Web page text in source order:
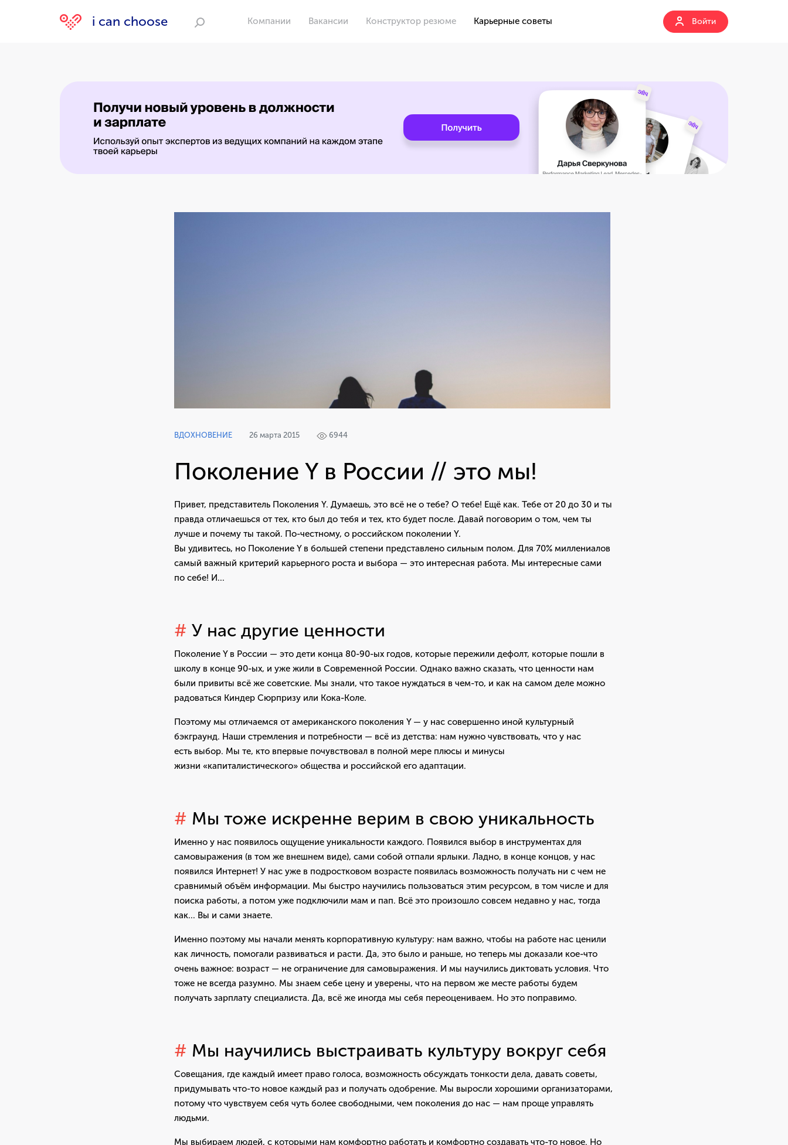
i can choose Компании Вакансии Конструктор резюме Карьерные советы Войти
ВДОХНОВЕНИЕ 26 марта 2015 6944
Поколение Y в России // это мы!
Привет, представитель Поколения Y. Думаешь, это всё не о тебе? О тебе! Ещё как. Тебе от 20 до 30 и ты
правда отличаешься от тех, кто был до тебя и тех, кто будет после. Давай поговорим о том, чем ты
лучше и почему ты такой. По-честному, о российском поколении Y.
Вы удивитесь, но Поколение Y в большей степени представлено сильным полом. Для 70% миллениалов
самый важный критерий карьерного роста и выбора — это интересная работа. Мы интересные сами
по себе! И...
# У нас другие ценности
Поколение Y в России — это дети конца 80-90-ых годов, которые пережили дефолт, которые пошли в
школу в конце 90-ых, и уже жили в Современной России. Однако важно сказать, что ценности нам
были привиты всё же советские. Мы знали, что такое нуждаться в чем-то, и как на самом деле можно
радоваться Киндер Сюрпризу или Кока-Коле.
Поэтому мы отличаемся от американского поколения Y — у нас совершенно иной культурный
бэкграунд. Наши стремления и потребности — всё из детства: нам нужно чувствовать, что у нас
есть выбор. Мы те, кто впервые почувствовал в полной мере плюсы и минусы
жизни «капиталистического» общества и российской его адаптации.
# Мы тоже искренне верим в свою уникальность
Именно у нас появилось ощущение уникальности каждого. Появился выбор в инструментах для
самовыражения (в том же внешнем виде), сами собой отпали ярлыки. Ладно, в конце концов, у нас
появился Интернет! У нас уже в подростковом возрасте появилась возможность получать ни с чем не
сравнимый объём информации. Мы быстро научились пользоваться этим ресурсом, в том числе и для
поиска работы, а потом уже подключили мам и пап. Всё это произошло совсем недавно у нас, тогда
как... Вы и сами знаете.
Именно поэтому мы начали менять корпоративную культуру: нам важно, чтобы на работе нас ценили
как личность, помогали развиваться и расти. Да, это было и раньше, но теперь мы доказали кое-что
очень важное: возраст — не ограничение для самовыражения. И мы научились диктовать условия. Что
тоже не всегда разумно. Мы знаем себе цену и уверены, что на первом же месте работы будем
получать зарплату специалиста. Да, всё же иногда мы себя переоцениваем. Но это поправимо.
# Мы научились выстраивать культуру вокруг себя
Совещания, где каждый имеет право голоса, возможность обсуждать тонкости дела, давать советы,
придумывать что-то новое каждый раз и получать одобрение. Мы выросли хорошими организаторами,
потому что чувствуем себя чуть более свободными, чем поколения до нас — нам проще управлять
людьми.
Мы выбираем людей, с которыми нам комфортно работать и комфортно создавать что-то новое. Но